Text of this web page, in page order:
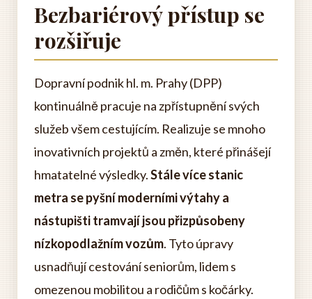
Bezbariérový přístup se
rozšiřuje
Dopravní podnik hl. m. Prahy (DPP)
kontinuálně pracuje na zpřístupnění svých
služeb všem cestujícím. Realizuje se mnoho
inovativních projektů a změn, které přinášejí
hmatatelné výsledky.Stále více stanic
metra se pyšní moderními výtahy a
nástupišti tramvají jsou přizpůsobeny
nízkopodlažním vozům. Tyto úpravy
usnadňují cestování seniorům, lidem s
omezenou mobilitou a rodičům s kočárky.